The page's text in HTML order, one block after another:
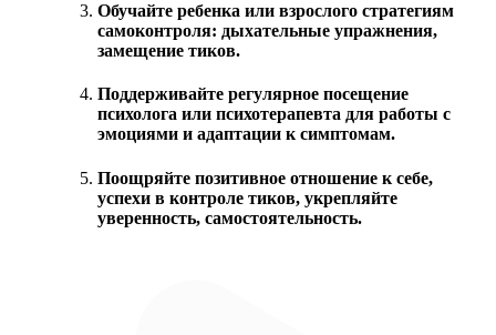
Обучайте ребенка или взрослого стратегиям
самоконтроля: дыхательные упражнения,
замещение тиков.
Поддерживайте регулярное посещение
психолога или психотерапевта для работы с
эмоциями и адаптации к симптомам.
Поощряйте позитивное отношение к себе,
успехи в контроле тиков, укрепляйте
уверенность, самостоятельность.